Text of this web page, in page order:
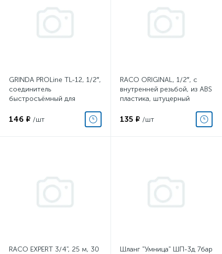
GRINDA PROLine TL-12, 1/2″,
соединитель
быстросъёмный для
механизмом, из удароп
146 ₽ /шт
RACO ORIGINAL, 1/2″, с
внутренней резьбой, из ABS
пластика, штуцерный
135 ₽ /шт
RACO EXPERT 3/4", 25 м, 30
Шланг "Умница" ШП-3д 7бар